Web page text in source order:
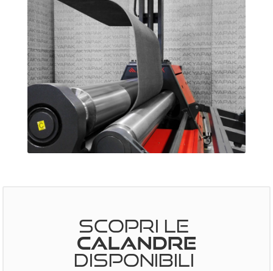
SCOPRI LE
CALANDRE
DISPONIBILI